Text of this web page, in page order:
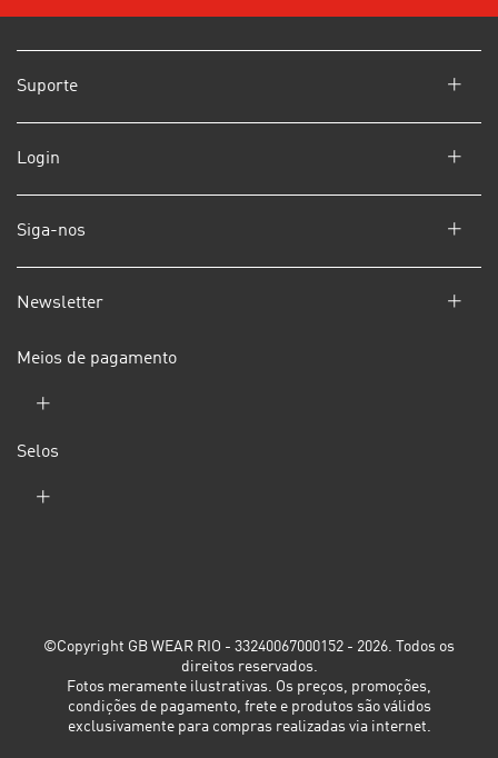
MOCHILA COLORBLOCK -
Suporte
Login
Siga-nos
Newsletter
Meios de pagamento
Selos
©Copyright GB WEAR RIO - 33240067000152 - 2026. Todos os
direitos reservados.
Fotos meramente ilustrativas. Os preços, promoções,
condições de pagamento, frete e produtos são válidos
exclusivamente para compras realizadas via internet.